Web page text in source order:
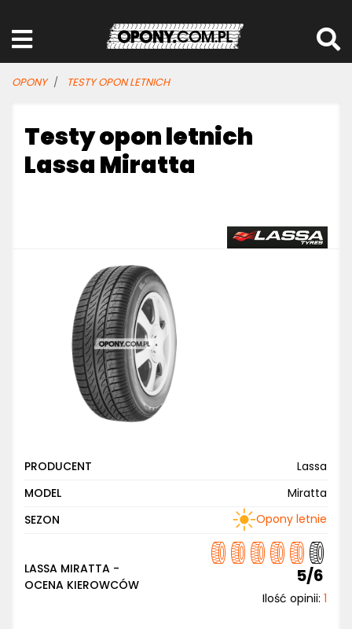
OPONY TESTY OPON LETNICH
Testy opon letnich
Lassa Miratta
PRODUCENT
Lassa
MODEL
Miratta
SEZON
Opony letnie
LASSA MIRATTA -
OCENA KIEROWCÓW
5/6
Ilość opinii: 1